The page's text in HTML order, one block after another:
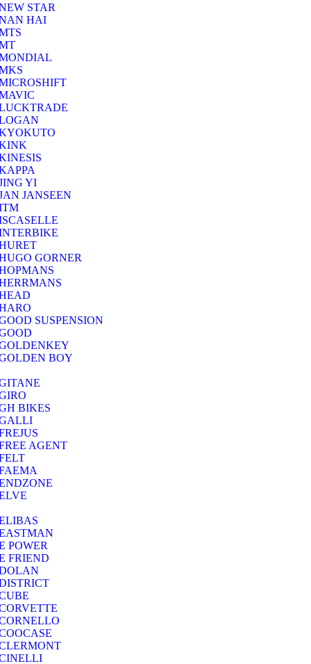
STAR
HAI
YI
JANSEEN
GORNER
SUSPENSION
BOY
BIKES
AGENT
POWER
FRIEND